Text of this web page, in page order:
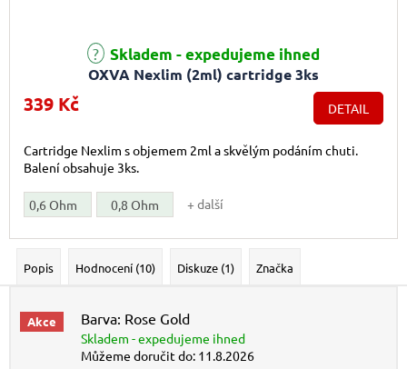
OXVA Nexlim (2ml) cartridge 3ks
Skladem - expedujeme ihned
339 Kč DETAIL
Cartridge Nexlim s objemem 2ml a skvělým podáním chuti.
Balení obsahuje 3ks.
0,6 Ohm 0,8 Ohm + další
Popis Hodnocení (10) Diskuze (1) Značka
Akce Barva: Rose Gold
Skladem - expedujeme ihned
Můžeme doručit do: 11.8.2026